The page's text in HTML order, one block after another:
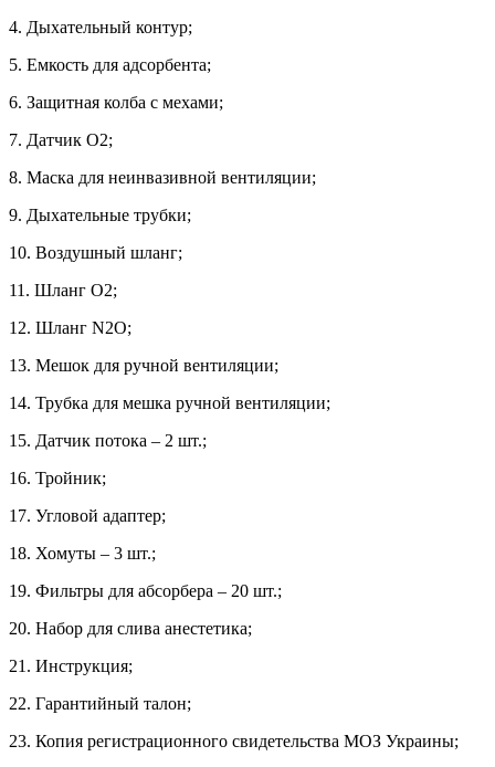
4. Дыхательный контур;
5. Емкость для адсорбента;
6. Защитная колба с мехами;
7. Датчик О2;
8. Маска для неинвазивной вентиляции;
9. Дыхательные трубки;
10. Воздушный шланг;
11. Шланг О2;
12. Шланг N2O;
13. Мешок для ручной вентиляции;
14. Трубка для мешка ручной вентиляции;
15. Датчик потока – 2 шт.;
16. Тройник;
17. Угловой адаптер;
18. Хомуты – 3 шт.;
19. Фильтры для абсорбера – 20 шт.;
20. Набор для слива анестетика;
21. Инструкция;
22. Гарантийный талон;
23. Копия регистрационного свидетельства МОЗ Украины;